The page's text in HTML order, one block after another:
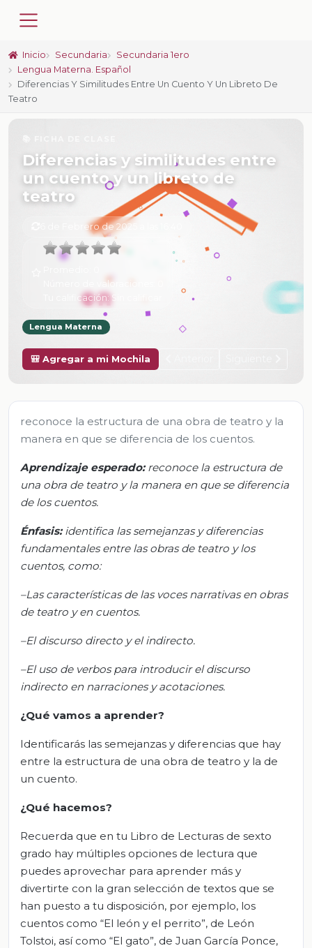
Inicio Secundaria
Secundaria 1ero
Lengua Materna. Español
Diferencias Y Similitudes Entre Un Cuento Y Un Libreto De
Teatro
Diferencias y similitudes entre
un cuento y un libreto de
teatro
6 de Febrero de 2025 a las 16:40
Número de valoraciones:
Tu calificación: Sin calificar
Lengua Materna
🎒 Agregar a mi Mochila
reconoce la estructura de una obra de teatro y la
manera en que se diferencia de los cuentos.
Aprendizaje esperado:reconoce la estructura de
una obra de teatro y la manera en que se diferencia
de los cuentos.
Énfasis: identifica las semejanzas y diferencias
fundamentales entre las obras de teatro y los
cuentos, como:
–Las características de las voces narrativas en obras
de teatro y en cuentos.
–El discurso directo y el indirecto.
–El uso de verbos para introducir el discurso
indirecto en narraciones y acotaciones.
¿Qué vamos a aprender?
Identificarás las semejanzas y diferencias que hay
entre la estructura de una obra de teatro y la de
un cuento.
¿Qué hacemos?
Recuerda que en tu Libro de Lecturas de sexto
grado hay múltiples opciones de lectura que
puedes aprovechar para aprender más y
divertirte con la gran selección de textos que se
han puesto a tu disposición, por ejemplo, los
cuentos como “El león y el perrito”, de León
Tolstoi, así como “El gato”, de Juan García Ponce,